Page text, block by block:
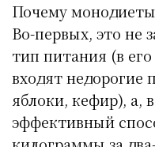
Почему
Во-первых, это не
тип питания (в
входят недорогие
яблоки, кефир), а,
эффективный